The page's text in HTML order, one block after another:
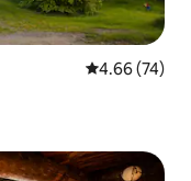
從 74 則評價
4.66 (74)